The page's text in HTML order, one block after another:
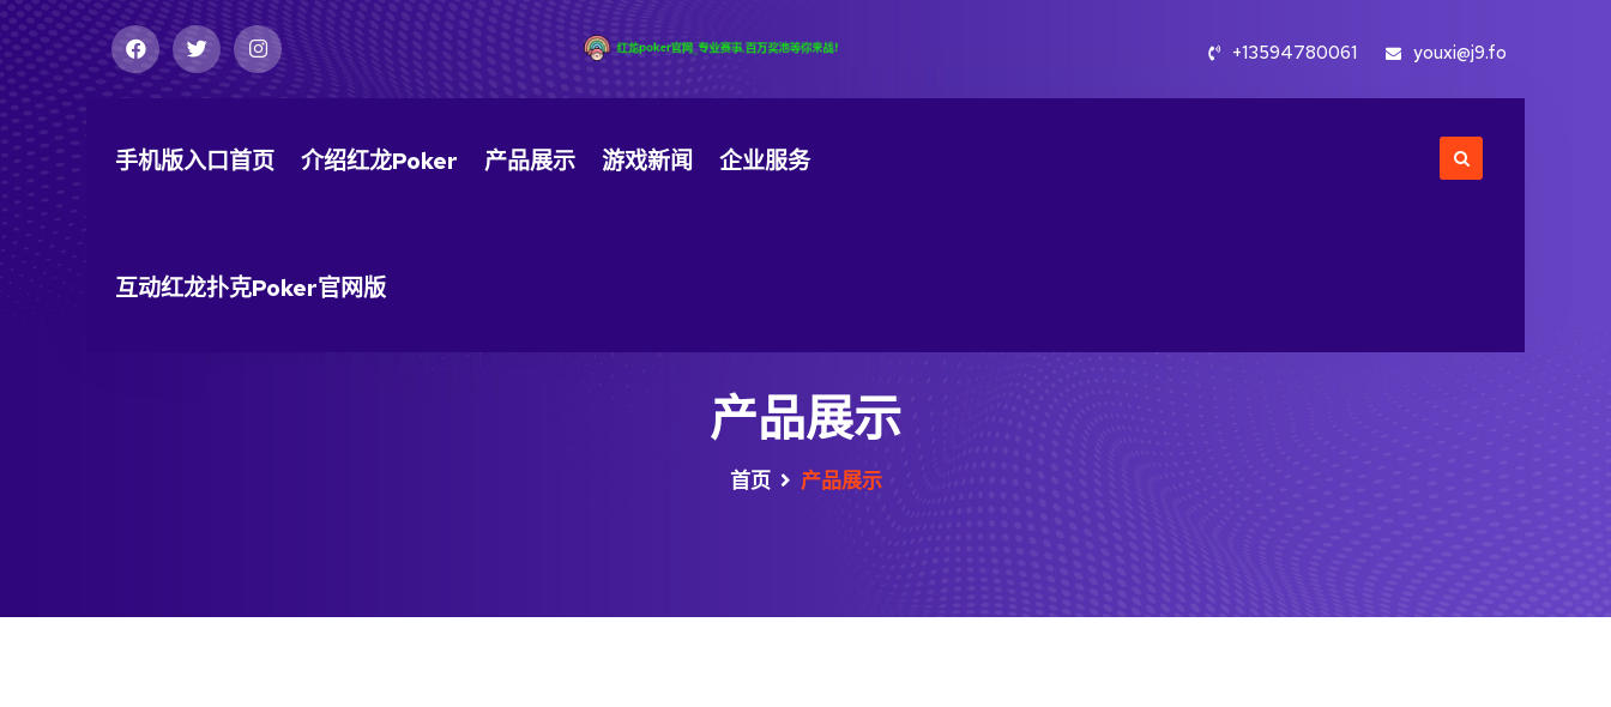
+13594780061 youxi@j9.fo
手机版入口首页 介绍红龙poker 产品展示 游戏新闻 企业服务
互动红龙扑克poker官网版
产品展示
首页 产品展示